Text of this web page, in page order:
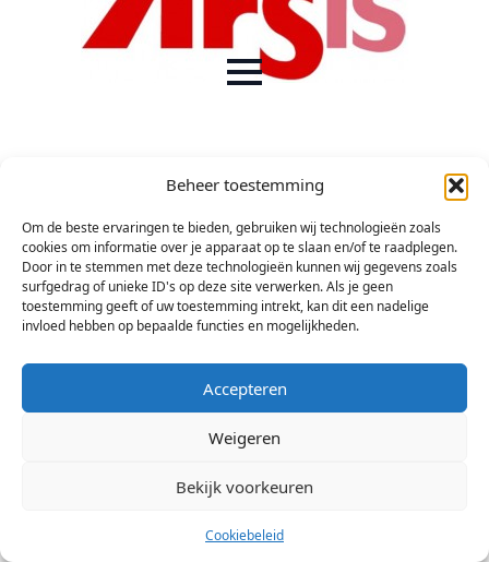
Beheer toestemming
Om de beste ervaringen te bieden, gebruiken wij technologieën zoals
cookies om informatie over je apparaat op te slaan en/of te raadplegen.
Door in te stemmen met deze technologieën kunnen wij gegevens zoals
surfgedrag of unieke ID's op deze site verwerken. Als je geen
toestemming geeft of uw toestemming intrekt, kan dit een nadelige
invloed hebben op bepaalde functies en mogelijkheden.
Accepteren
Weigeren
Bekijk voorkeuren
Cookiebeleid
foto’s: Angele Olearnik